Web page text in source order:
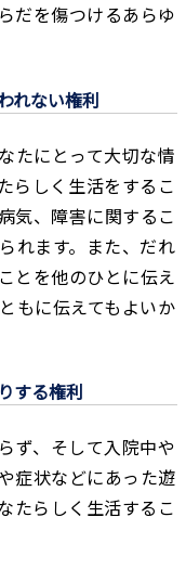
だを傷つけるあらゆ
れない権利
たにとって大切な情
らしく生活をするこ
気、障害に関するこ
れます。また、だれ
とを他のひとに伝え
もに伝えてもよいか
する権利
ず、そして入院中や
症状などにあった遊
たらしく生活するこ